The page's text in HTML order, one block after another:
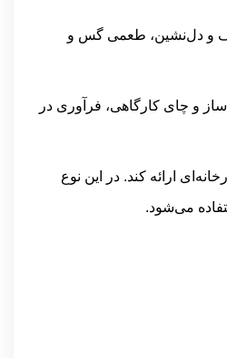
و دل‌نشین، طعمی گس و
و چای کارگاهی، فرآوری در
ارائه کند. در این نوع
می‌شود.